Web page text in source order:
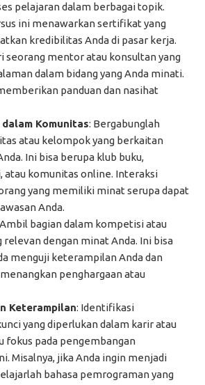
pelajaran dalam berbagai topik.
ini menawarkan sertifikat yang
kredibilitas Anda di pasar kerja.
seorang mentor atau konsultan yang
dalam bidang yang Anda minati.
panduan dan nasihat
Komunitas: Bergabunglah
atau kelompok yang berkaitan
Ini bisa berupa klub buku,
atau komunitas online. Interaksi
yang memiliki minat serupa dapat
Anda.
bagian dalam kompetisi atau
relevan dengan minat Anda. Ini bisa
menguji keterampilan Anda dan
penghargaan atau
Keterampilan: Identifikasi
yang diperlukan dalam karir atau
fokus pada pengembangan
Misalnya, jika Anda ingin menjadi
bahasa pemrograman yang